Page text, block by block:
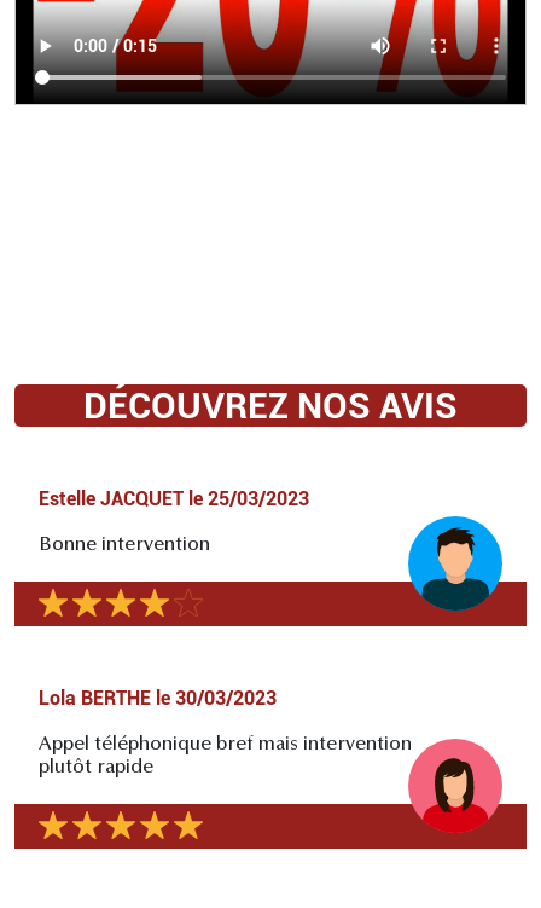
DÉCOUVREZ NOS AVIS
Estelle JACQUET le 25/03/2023
Bonne intervention
Lola BERTHE le 30/03/2023
Appel téléphonique bref mais intervention
plutôt rapide